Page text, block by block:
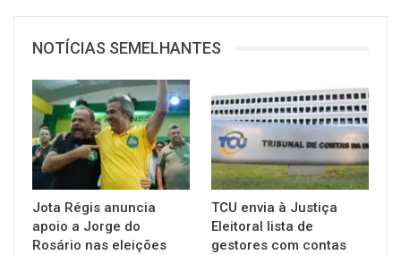
NOTÍCIAS SEMELHANTES
Jota Régis anuncia
apoio a Jorge do
Rosário nas eleições
TCU envia à Justiça
Eleitoral lista de
gestores com contas